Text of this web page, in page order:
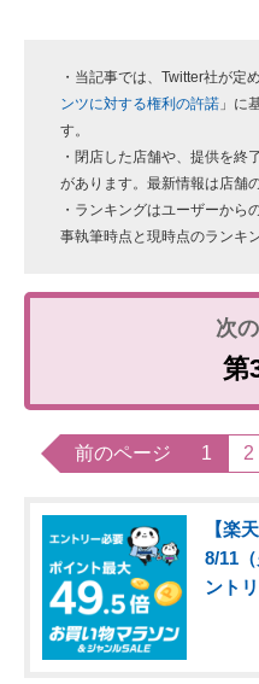
・当記事では、Twitter社が定
ンツに対する権利の許諾 」に
す。
・閉店した店舗や、提供を終
があります。最新情報は店舗
・ランキングはユーザーから
事執筆時点と現時点のランキ
第
前のページ 1 2
【楽
8/11
ント